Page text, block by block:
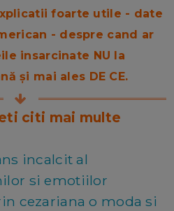
foarte utile - date
- despre cand ar
insarcinate NU la
și mai ales DE CE.
citi mai multe
incalcit al
si emotiilor
cezariana o moda si